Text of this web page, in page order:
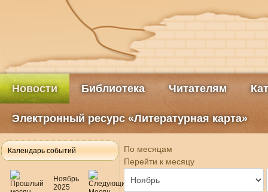
Новости Библиотека Читателям
Электронный ресурс «Литературная карта»
Календарь событий
Ноябрь
2025
По месяцам
Перейти к месяцу